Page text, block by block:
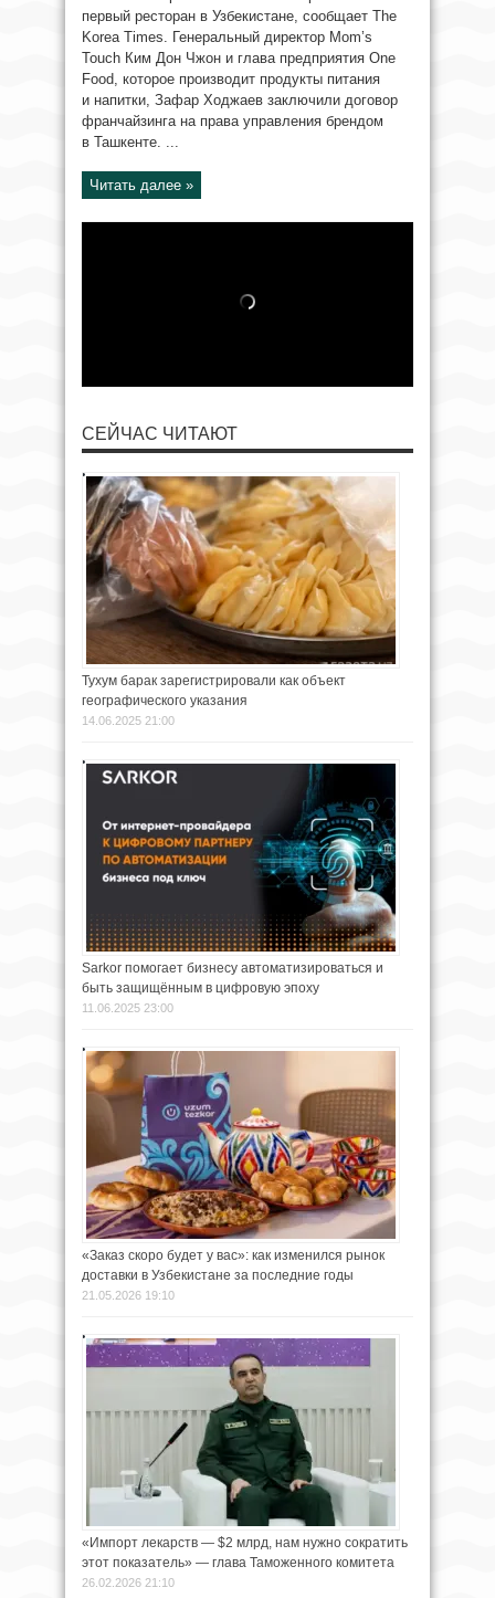
первый ресторан в Узбекистане, сообщает The
Korea Times. Генеральный директор Mom’s
Touch Ким Дон Чжон и глава предприятия One
Food, которое производит продукты питания
и напитки, Зафар Ходжаев заключили договор
франчайзинга на права управления брендом
в Ташкенте. ...
Читать далее »
СЕЙЧАС ЧИТАЮТ
Тухум барак зарегистрировали как объект
географического указания
14.06.2025 21:00
Sarkor помогает бизнесу автоматизироваться и
быть защищённым в цифровую эпоху
11.06.2025 23:00
«Заказ скоро будет у вас»: как изменился рынок
доставки в Узбекистане за последние годы
21.05.2026 19:10
«Импорт лекарств — $2 млрд, нам нужно сократить
этот показатель» — глава Таможенного комитета
26.02.2026 21:10